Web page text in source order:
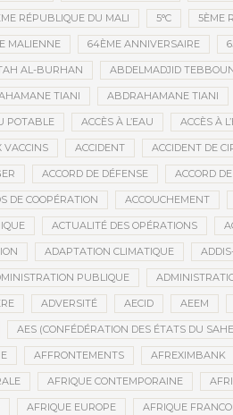
RÉPUBLIQUE DU MALI 5°C 5ÈME
MALIENNE 64ÈME ANNIVERSAIRE
AL-BURHAN ABDELMADJID
TIANI ABDRAHAMANE TIANI
POTABLE ACCÈS À L’EAU ACCÈS À
VACCINS ACCIDENT ACCIDENT DE
ACCORD DE DÉFENSE ACCORD
DE COOPÉRATION ACCOUCHEMENT
ACTUALITÉ DES OPÉRATIONS
ADAPTATION CLIMATIQUE
PUBLIQUE
ADVERSITÉ AECID AEEM
AES (CONFÉDÉRATION DES ÉTATS DU
AFFRONTEMENTS AFREXIMBANK
AFRIQUE CONTEMPORAINE
AFRIQUE EUROPE AFRIQUE